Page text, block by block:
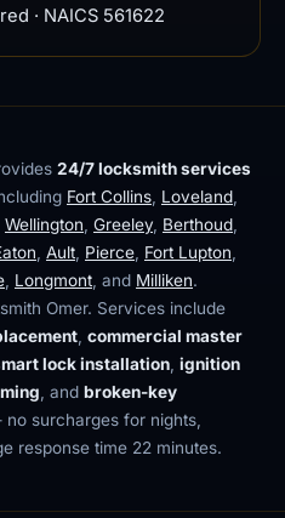
· NAICS 561622
24/7 locksmith services
Fort Collins Loveland
Wellington Greeley Berthoud
Ault Pierce Fort Lupton
Longmont , and Milliken.
Omer. Services include
commercial master
lock installation ignition
, and broken-key
surcharges for nights,
response time 22 minutes.